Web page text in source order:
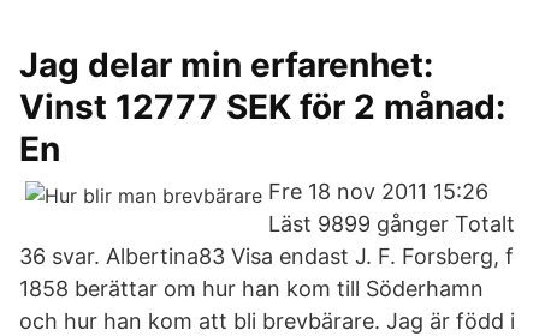
Jag delar min erfarenhet:
Vinst 12777 SEK för 2 månad:
En
Fre 18 nov 2011 15:26
Läst 9899 gånger Totalt
36 svar. Albert­ina83 Visa endast J. F. Forsberg, f
1858 berättar om hur han kom till Söderhamn
och hur han kom att bli brevbärare. Jag är född i